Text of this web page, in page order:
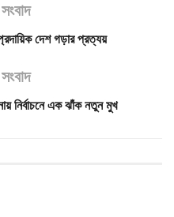
সংবাদ
দেশ গড়ার প্রত্যয়
নির্বাচনে এক ঝাঁক নতুন মুখ